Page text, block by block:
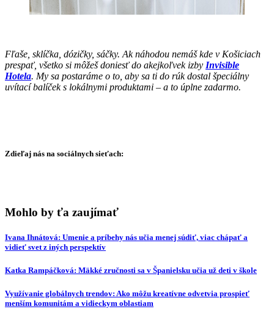
Fľaše, sklíčka, dózičky, sáčky. Ak náhodou nemáš kde v Košiciach
prespať, všetko si môžeš doniesť do akejkoľvek izby Invisible
Hotela. My sa postaráme o to, aby sa ti do rúk dostal špeciálny
uvítací balíček s lokálnymi produktami – a to úplne zadarmo.
Zdieľaj nás na sociálnych sieťach:
Mohlo by ťa zaujímať
Ivana Ihnátová: Umenie a príbehy nás učia menej súdiť, viac chápať a
vidieť svet z iných perspektív
Katka Rampáčková: Mäkké zručnosti sa v Španielsku učia už deti v škole
Využívanie globálnych trendov: Ako môžu kreatívne odvetvia prospieť
menším komunitám a vidieckym oblastiam